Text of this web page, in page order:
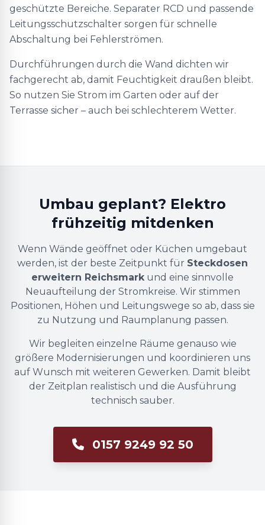
geschützte Bereiche. Separater RCD und passende
Leitungsschutzschalter sorgen für schnelle
Abschaltung bei Fehlerströmen.
Durchführungen durch die Wand dichten wir
fachgerecht ab, damit Feuchtigkeit draußen bleibt.
So nutzen Sie Strom im Garten oder auf der
Terrasse sicher – auch bei schlechterem Wetter.
Umbau geplant? Elektro
frühzeitig mitdenken
Wenn Wände geöffnet oder Küchen umgebaut
werden, ist der beste Zeitpunkt für Steckdosen
erweitern Reichsmarkund eine sinnvolle
Neuaufteilung der Stromkreise. Wir stimmen
Positionen, Höhen und Leitungswege so ab, dass sie
zu Nutzung und Raumplanung passen.
Wir begleiten einzelne Räume genauso wie
größere Modernisierungen und koordinieren uns
auf Wunsch mit weiteren Gewerken. Damit bleibt
der Zeitplan realistisch und die Ausführung
technisch sauber.
0157 9249 92 50